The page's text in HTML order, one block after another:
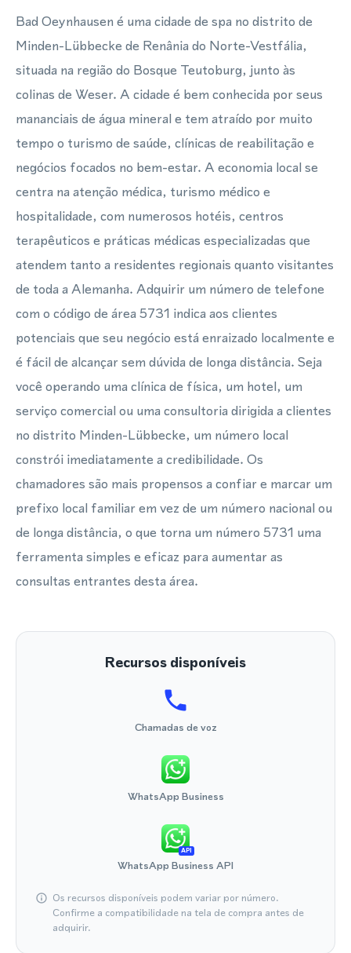
Bad Oeynhausen é uma cidade de spa no distrito de
Minden-Lübbecke de Renânia do Norte-Vestfália,
situada na região do Bosque Teutoburg, junto às
colinas de Weser. A cidade é bem conhecida por seus
mananciais de água mineral e tem atraído por muito
tempo o turismo de saúde, clínicas de reabilitação e
negócios focados no bem-estar. A economia local se
centra na atenção médica, turismo médico e
hospitalidade, com numerosos hotéis, centros
terapêuticos e práticas médicas especializadas que
atendem tanto a residentes regionais quanto visitantes
de toda a Alemanha. Adquirir um número de telefone
com o código de área 5731 indica aos clientes
potenciais que seu negócio está enraizado localmente e
é fácil de alcançar sem dúvida de longa distância. Seja
você operando uma clínica de física, um hotel, um
serviço comercial ou uma consultoria dirigida a clientes
no distrito Minden-Lübbecke, um número local
constrói imediatamente a credibilidade. Os
chamadores são mais propensos a confiar e marcar um
prefixo local familiar em vez de um número nacional ou
de longa distância, o que torna um número 5731 uma
ferramenta simples e eficaz para aumentar as
consultas entrantes desta área.
Recursos disponíveis
Chamadas de voz
WhatsApp Business
API
WhatsApp Business API
Os recursos disponíveis podem variar por número.
Confirme a compatibilidade na tela de compra antes de
adquirir.